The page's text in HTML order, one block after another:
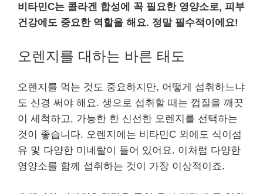
비타민C는 콜라겐 합성에 꼭 필요한 영양소로, 피부
건강에도 중요한 역할을 해요. 정말 필수적이에요!
오렌지를 대하는 바른 태도
오렌지를 먹는 것도 중요하지만, 어떻게 섭취하느냐
도 신경 써야 해요. 생으로 섭취할 때는 껍질을 깨끗
이 세척하고, 가능한 한 신선한 오렌지를 선택하는
것이 좋습니다. 오렌지에는 비타민C 외에도 식이섬
유 및 다양한 미네랄이 들어 있어요. 이처럼 다양한
영양소를 함께 섭취하는 것이 가장 이상적이죠.